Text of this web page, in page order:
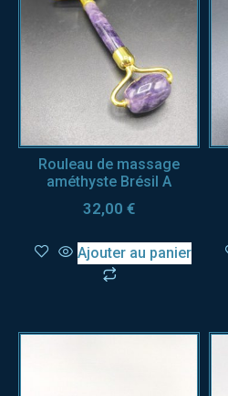
Rouleau de massage
améthyste Brésil A
32,00 €
Ajouter au panier